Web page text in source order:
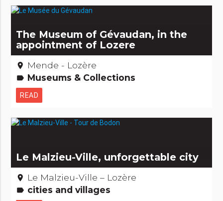
The Museum of Gévaudan, in the
appointment of Lozere
place Mende - Lozère
label Museums & Collections
READ
Le Malzieu-Ville, unforgettable city
place Le Malzieu-Ville – Lozère
label cities and villages